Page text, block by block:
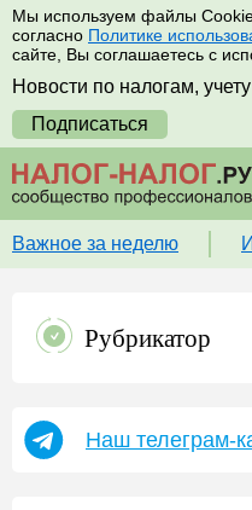
Мы используем файлы
согласно Политике
сайте, Вы соглашаетесь с
Новости по налогам,
Подписаться
Важное за неделю
Рубрикатор
Наш телеграм-